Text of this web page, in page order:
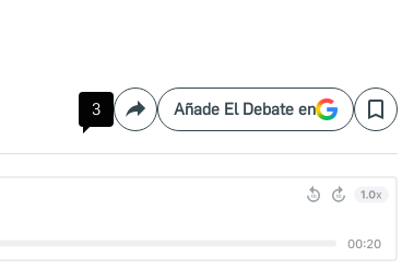
3 CompartirAñade El Debate en Save